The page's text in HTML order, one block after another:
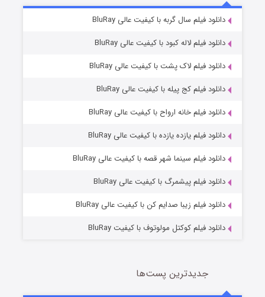
قسمت7 (زیرنویس) منتشر شد دانلود فیلم سال گربه با کیفیت عالی BluRay
دانلود فیلم لاله کبود با کیفیت عالی BluRay
دانلود فیلم لاک پشت با کیفیت عالی BluRay
دانلود فیلم کج‌ پیله با کیفیت عالی BluRay
دانلود فیلم خانه ارواح با کیفیت عالی BluRay
دانلود فیلم یازده یازده با کیفیت عالی BluRay
دانلود فیلم سینما شهر قصه با کیفیت عالی BluRay
دانلود فیلم پیشمرگ با کیفیت عالی BluRay
دانلود فیلم زیبا صدایم کن با کیفیت عالی BluRay
دانلود فیلم کوکتل مولوتوف با کیفیت BluRay
جدیدترین پست‌ها